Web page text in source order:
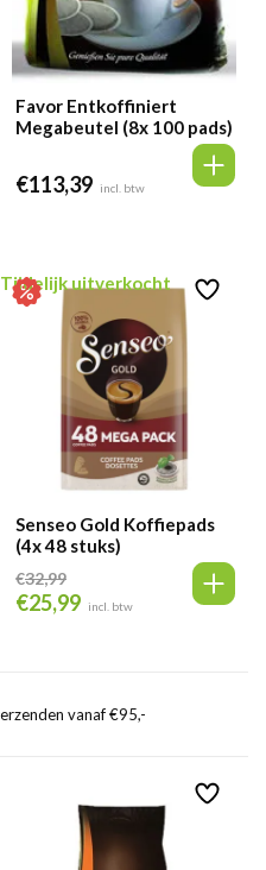
Favor Entkoffiniert
Megabeutel (8x 100 pads)
€113,39 incl. btw
Tijdelijk uitverkocht
Senseo Gold Koffiepads
(4x 48 stuks)
€32,99
Oorspronkelijke
€25,99 Huidige
incl. btw